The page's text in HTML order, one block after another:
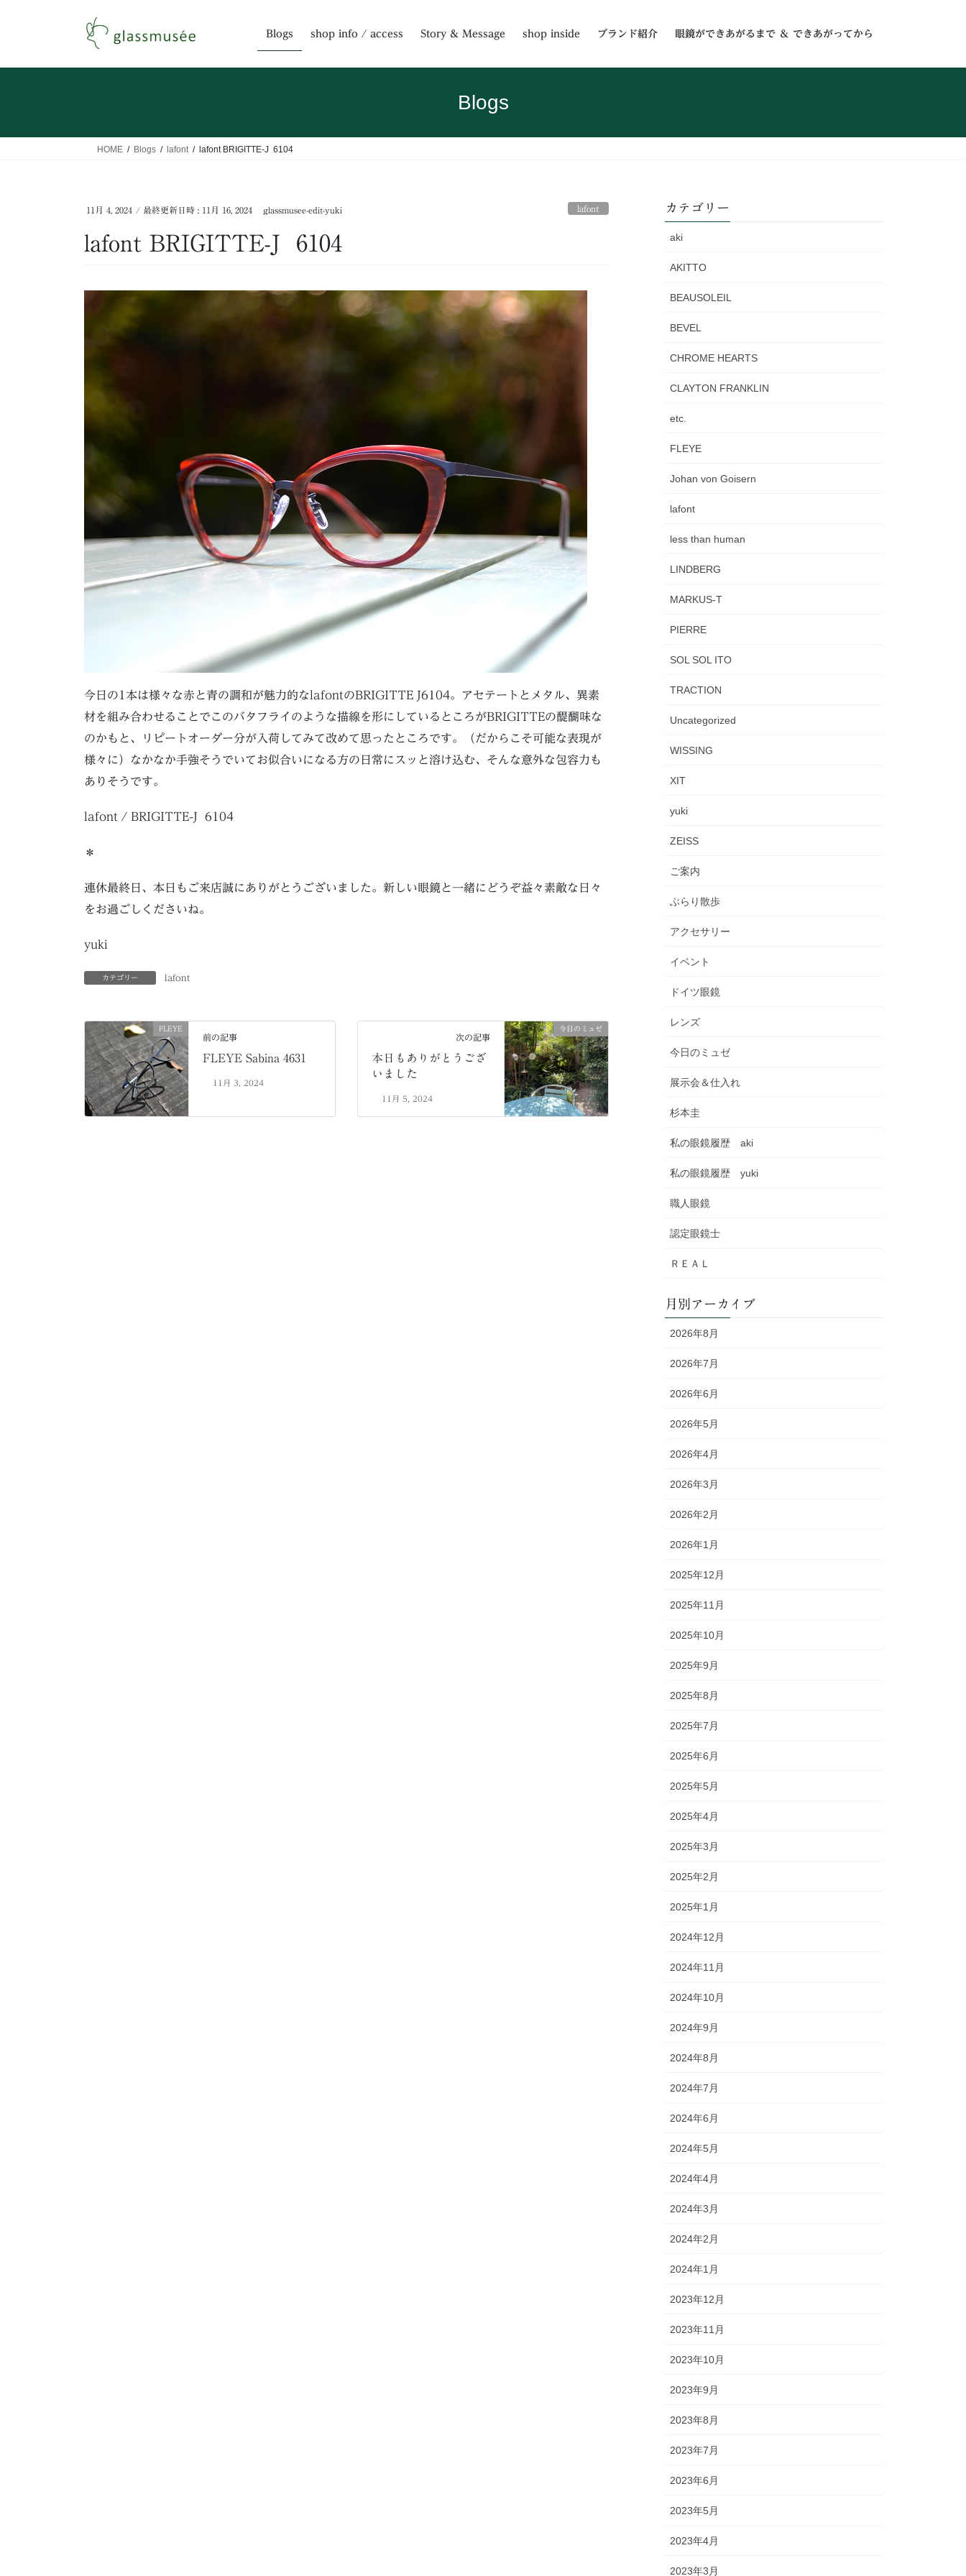
Blogs shop info / access Story & Message shop inside ブランド紹介 眼鏡ができあがるまで ＆ できあがってから
Blogs
HOME Blogs lafont lafont BRIGITTE-J 6104
11月 4, 2024 / 最終更新日時 : 11月 16, 2024 glassmusee-edit-yuki lafont
lafont BRIGITTE-J 6104
今日の1本は様々な赤と青の調和が魅力的なlafontのBRIGITTE J6104。アセテートとメタル、異素
材を組み合わせることでこのバタフライのような描線を形にしているところがBRIGITTEの醍醐味な
のかもと、リピートオーダー分が入荷してみて改めて思ったところです。（だからこそ可能な表現が
様々に）なかなか手強そうでいてお似合いになる方の日常にスッと溶け込む、そんな意外な包容力も
ありそうです。
lafont / BRIGITTE-J 6104
＊
連休最終日、本日もご来店誠にありがとうございました。新しい眼鏡と一緒にどうぞ益々素敵な日々
をお過ごしくださいね。
yuki
カテゴリー lafont
FLEYE
前の記事
FLEYE Sabina 4631
11月 3, 2024
今日のミュゼ
次の記事
本日もありがとうござ
いました
11月 5, 2024
カテゴリー
aki
AKITTO
BEAUSOLEIL
BEVEL
CHROME HEARTS
CLAYTON FRANKLIN
etc.
FLEYE
Johan von Goisern
lafont
less than human
LINDBERG
MARKUS-T
PIERRE
SOL SOL ITO
TRACTION
Uncategorized
WISSING
XIT
yuki
ZEISS
ご案内
ぶらり散歩
アクセサリー
イベント
ドイツ眼鏡
レンズ
今日のミュゼ
展示会＆仕入れ
杉本圭
私の眼鏡履歴 aki
私の眼鏡履歴 yuki
職人眼鏡
認定眼鏡士
ＲＥＡＬ
月別アーカイブ
2026年8月
2026年7月
2026年6月
2026年5月
2026年4月
2026年3月
2026年2月
2026年1月
2025年12月
2025年11月
2025年10月
2025年9月
2025年8月
2025年7月
2025年6月
2025年5月
2025年4月
2025年3月
2025年2月
2025年1月
2024年12月
2024年11月
2024年10月
2024年9月
2024年8月
2024年7月
2024年6月
2024年5月
2024年4月
2024年3月
2024年2月
2024年1月
2023年12月
2023年11月
2023年10月
2023年9月
2023年8月
2023年7月
2023年6月
2023年5月
2023年4月
2023年3月